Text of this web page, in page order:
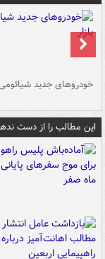
خودروهای جدید شیائومی
این مطالب را از دست